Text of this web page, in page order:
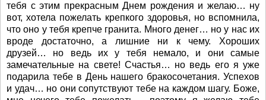
тебя с этим прекрасным Днем рождения и желаю… ну
вот, хотела пожелать крепкого здоровья, но вспомнила,
что оно у тебя крепче гранита. Много денег… но у нас их
вроде достаточно, а лишние ни к чему. Хороших
друзей… но ведь их у тебя немало, и они самые
замечательные на свете! Счастья… но ведь его я уже
подарила тебе в День нашего бракосочетания. Успехов
и удач… но они сопутствуют тебе на каждом шагу. Боже,